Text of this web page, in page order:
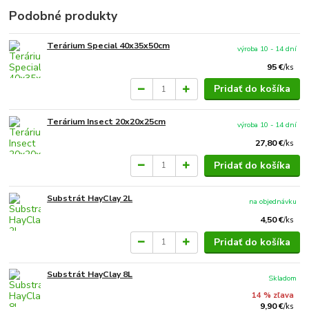
Podobné produkty
Terárium Special 40x35x50cm
95 €/ks
výroba 10 - 14 dní
Pridať do košíka
Terárium Insect 20x20x25cm
27,80 €/ks
výroba 10 - 14 dní
Pridať do košíka
Substrát HayClay 2L
4,50 €/ks
na objednávku
Pridať do košíka
Substrát HayClay 8L
14 % zľava
9,90 €/ks
Skladom